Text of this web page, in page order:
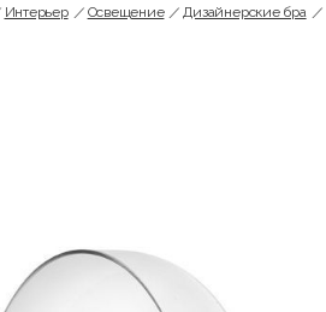
Интерьер Освещение Дизайнерские бра